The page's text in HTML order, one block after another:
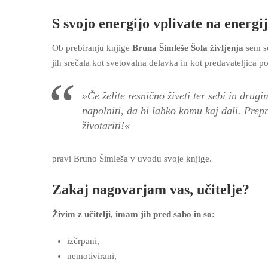
S svojo energijo vplivate na
Ob prebiranju knjige Bruna Šimleše Šola življenja sem
jih srečala kot svetovalna delavka in kot predavateljica
»Če želite resnično živeti ter sebi in
napolniti, da bi lahko komu kaj dali.
životariti!«
pravi Bruno Šimleša v uvodu svoje knjige.
Zakaj nagovarjam vas, učitelje?
Živim z učitelji, imam jih pred sabo in so:
izčrpani,
nemotivirani,